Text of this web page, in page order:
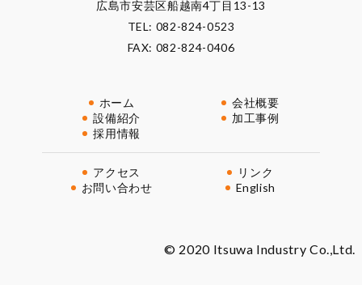
広島市安芸区船越南4丁目13-13
TEL: 082-824-0523
FAX: 082-824-0406
ホーム
会社概要
設備紹介
加工事例
採用情報
アクセス
リンク
お問い合わせ
English
© 2020 Itsuwa Industry Co.,Ltd.